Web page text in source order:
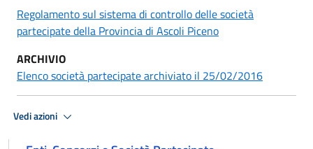
Regolamento sul sistema di controllo delle società
partecipate della Provincia di Ascoli Piceno
ARCHIVIO
Elenco società partecipate archiviato il 25/02/2016
Vedi azioni